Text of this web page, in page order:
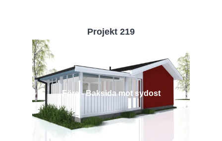
Projekt 219
Före - Baksida mot sydost